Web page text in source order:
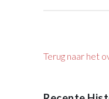
Terug naar het